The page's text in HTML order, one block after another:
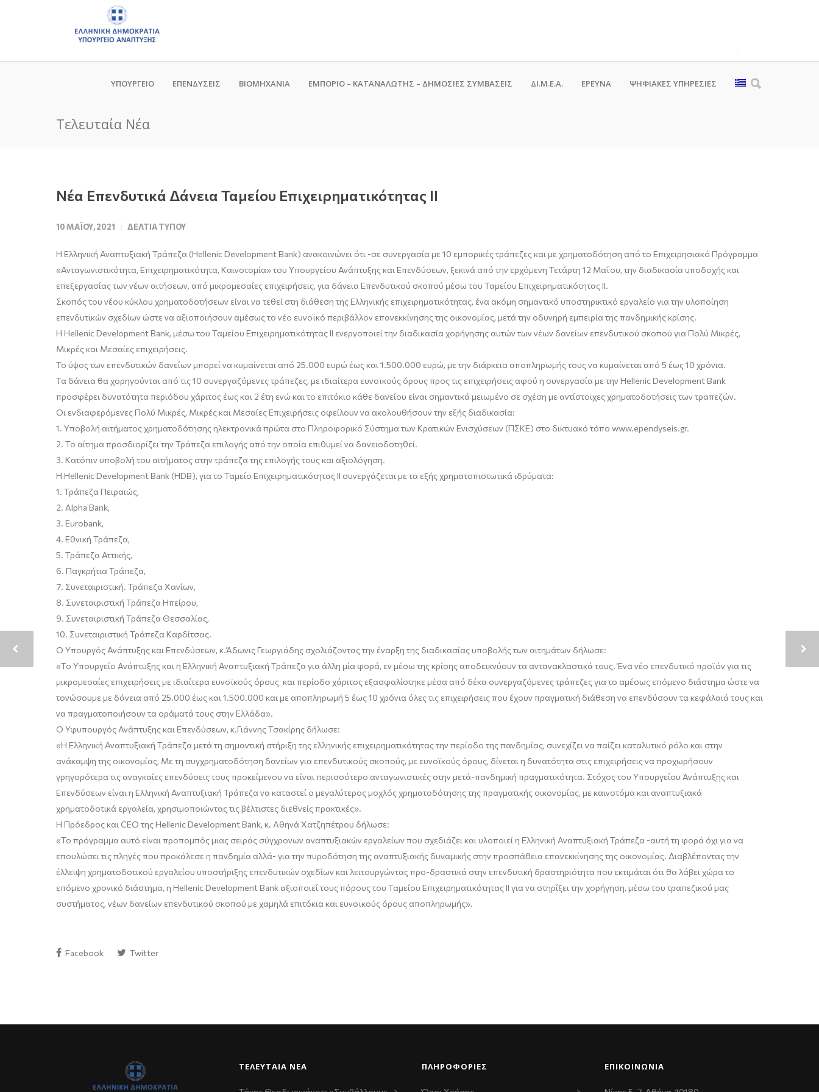
ΥΠΟΥΡΓΕΙΟ ΕΠΕΝΔΥΣΕΙΣ ΒΙΟΜΗΧΑΝΙΑ ΕΜΠΟΡΙΟ – ΚΑΤΑΝΑΛΩΤΗΣ – ΔΗΜΟΣΙΕΣ ΣΥΜΒΑΣΕΙΣ ΔΙ.Μ.Ε.Α. ΕΡΕΥΝΑ ΨΗΦΙΑΚΈΣ ΥΠΗΡΕΣΊΕΣ
Τελευταία Νέα
Νέα Επενδυτικά Δάνεια Ταμείου Επιχειρηματικότητας ΙΙ
10 ΜΑΪ́ΟΥ, 2021 ΔΕΛΤΊΑ ΤΎΠΟΥ
Η Ελληνική Αναπτυξιακή Τράπεζα (Hellenic Development Bank) ανακοινώνει ότι -σε συνεργασία με 10 εμπορικές τράπεζες και με χρηματοδότηση από το Επιχειρησιακό Πρόγραμμα
«Ανταγωνιστικότητα, Επιχειρηματικότητα, Καινοτομία» του Υπουργείου Ανάπτυξης και Επενδύσεων, ξεκινά από την ερχόμενη Τετάρτη 12 Μαΐου, την διαδικασία υποδοχής και
επεξεργασίας των νέων αιτήσεων, από μικρομεσαίες επιχειρήσεις, για δάνεια Επενδυτικού σκοπού μέσω του Ταμείου Επιχειρηματικότητας ΙΙ.
Σκοπός του νέου κύκλου χρηματοδοτήσεων είναι να τεθεί στη διάθεση της Ελληνικής επιχειρηματικότητας, ένα ακόμη σημαντικό υποστηρικτικό εργαλείο για την υλοποίηση
επενδυτικών σχεδίων ώστε να αξιοποιήσουν αμέσως το νέο ευνοϊκό περιβάλλον επανεκκίνησης της οικονομίας, μετά την οδυνηρή εμπειρία της πανδημικής κρίσης.
Η Hellenic Development Bank, μέσω του Ταμείου Επιχειρηματικότητας ΙΙ ενεργοποιεί την διαδικασία χορήγησης αυτών των νέων δανείων επενδυτικού σκοπού για Πολύ Μικρές,
Μικρές και Μεσαίες επιχειρήσεις.
Το ύψος των επενδυτικών δανείων μπορεί να κυμαίνεται από 25.000 ευρώ έως και 1.500.000 ευρώ, με την διάρκεια αποπληρωμής τους να κυμαίνεται από 5 έως 10 χρόνια.
Τα δάνεια θα χορηγούνται από τις 10 συνεργαζόμενες τράπεζες, με ιδιαίτερα ευνοϊκούς όρους προς τις επιχειρήσεις αφού η συνεργασία με την HellenicDevelopment Bank
προσφέρει δυνατότητα περιόδου χάριτος έως και 2 έτη ενώ και το επιτόκιο κάθε δανείου είναι σημαντικά μειωμένο σε σχέση με αντίστοιχες χρηματοδοτήσεις των τραπεζών.
Οι ενδιαφερόμενες Πολύ Μικρές, Μικρές και Μεσαίες Επιχειρήσεις οφείλουν να ακολουθήσουν την εξής διαδικασία:
1. Υποβολή αιτήματος χρηματοδότησης ηλεκτρονικά πρώτα στο Πληροφορικό Σύστημα των Κρατικών Ενισχύσεων (ΠΣΚΕ) στο δικτυακό τόπο www.ependyseis.gr.
2. Το αίτημα προσδιορίζει την Τράπεζα επιλογής από την οποία επιθυμεί να δανειοδοτηθεί.
3. Κατόπιν υποβολή του αιτήματος στην τράπεζα της επιλογής τους και αξιολόγηση.
Η Hellenic Development Bank (HDB), για το Ταμείο Επιχειρηματικότητας ΙΙ συνεργάζεται με τα εξής χρηματοπιστωτικά ιδρύματα:
1. Τράπεζα Πειραιώς,
2. Alpha Bank,
3. Eurobank,
4. Εθνική Τράπεζα,
5. Τράπεζα Αττικής,
6. Παγκρήτια Τράπεζα,
7. Συνεταιριστική. Τράπεζα Χανίων,
8. Συνεταιριστική Τράπεζα Ηπείρου,
9. Συνεταιριστική Τράπεζα Θεσσαλίας,
10. Συνεταιριστική Τράπεζα Καρδίτσας.
Ο Υπουργός Ανάπτυξης και Επενδύσεων, κ.Άδωνις Γεωργιάδης σχολιάζοντας την έναρξη της διαδικασίας υποβολής των αιτημάτων δήλωσε:
«Το Υπουργείο Ανάπτυξης και η Ελληνική Αναπτυξιακή Τράπεζα για άλλη μία φορά, εν μέσω της κρίσης αποδεικνύουν τα αντανακλαστικά τους. Ένα νέο επενδυτικό προϊόν για τις
μικρομεσαίες επιχειρήσεις με ιδιαίτερα ευνοϊκούς όρους και περίοδο χάριτος εξασφαλίστηκε μέσα από δέκα συνεργαζόμενες τράπεζες για το αμέσως επόμενο διάστημα ώστε να
τονώσουμε με δάνεια από 25.000 έως και 1.500.000 και με αποπληρωμή 5 έως 10 χρόνια όλες τις επιχειρήσεις που έχουν πραγματική διάθεση να επενδύσουν τα κεφάλαιά τους και
να πραγματοποιήσουν τα οράματά τους στην Ελλάδα».
Ο Υφυπουργός Ανάπτυξης και Επενδύσεων, κ.Γιάννης Τσακίρης δήλωσε:
«Η Ελληνική Αναπτυξιακή Τράπεζα μετά τη σημαντική στήριξη της ελληνικής επιχειρηματικότητας την περίοδο της πανδημίας, συνεχίζει να παίζει καταλυτικό ρόλο και στην
ανάκαμψη της οικονομίας, Με τη συγχρηματοδότηση δανείων για επενδυτικούς σκοπούς, με ευνοϊκούς όρους, δίνεται η δυνατότητα στις επιχειρήσεις να προχωρήσουν
γρηγορότερα τις αναγκαίες επενδύσεις τους προκείμενου να είναι περισσότερο ανταγωνιστικές στην μετά-πανδημική πραγματικότητα. Στόχος του Υπουργείου Ανάπτυξης και
Επενδύσεων είναι η Ελληνική Αναπτυξιακή Τράπεζα να καταστεί ο μεγαλύτερος μοχλός χρηματοδότησης της πραγματικής οικονομίας, με καινοτόμα και αναπτυξιακά
χρηματοδοτικά εργαλεία, χρησιμοποιώντας τις βέλτιστες διεθνείς πρακτικές».
Η Πρόεδρος και CEO της Hellenic Development Bank, κ. Αθηνά Χατζηπέτρου δήλωσε:
«Το πρόγραμμα αυτό είναι προπομπός μιας σειράς σύγχρονων αναπτυξιακών εργαλείων που σχεδιάζει και υλοποιεί η Ελληνική Αναπτυξιακή Τράπεζα -αυτή τη φορά όχι για να
επουλώσει τις πληγές που προκάλεσε η πανδημία αλλά- για την πυροδότηση της αναπτυξιακής δυναμικής στην προσπάθεια επανεκκίνησης της οικονομίας. Διαβλέποντας την
έλλειψη χρηματοδοτικού εργαλείου υποστήριξης επενδυτικών σχεδίων και λειτουργώντας προ-δραστικά στην επενδυτική δραστηριότητα που εκτιμάται ότι θα λάβει χώρα το
επόμενο χρονικό διάστημα, η Hellenic Development Bank αξιοποιεί τους πόρους του Ταμείου Επιχειρηματικότητας ΙΙ για να στηρίξει την χορήγηση, μέσω του τραπεζικού μας
συστήματος, νέων δανείων επενδυτικού σκοπού με χαμηλά επιτόκια και ευνοϊκούς όρους αποπληρωμής».
Facebook Twitter
ΤΕΛΕΥΤΑΊΑ ΝΈΑ ΠΛΗΡΟΦΟΡΙΕΣ ΕΠΙΚΟΙΝΩΝΊΑ